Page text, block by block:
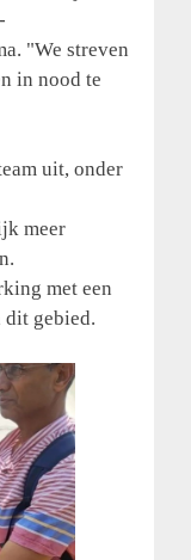
"We streven
in nood te
uit, onder
meer
met een
gebied.